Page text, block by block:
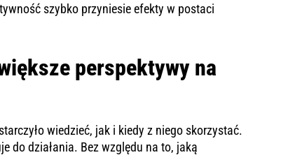
szybko przyniesie efekty w postaci
perspektywy na
wiedzieć, jak i kiedy z niego skorzystać.
do działania. Bez względu na to, jaką